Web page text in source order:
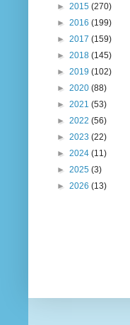
► 2015 (270)
► 2016 (199)
► 2017 (159)
► 2018 (145)
► 2019 (102)
► 2020 (88)
► 2021 (53)
► 2022 (56)
► 2023 (22)
► 2024 (11)
► 2025 (3)
► 2026 (13)